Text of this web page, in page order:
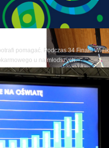
pomagać. Podczas 34 Finału
u najmłodszych.
artykuły